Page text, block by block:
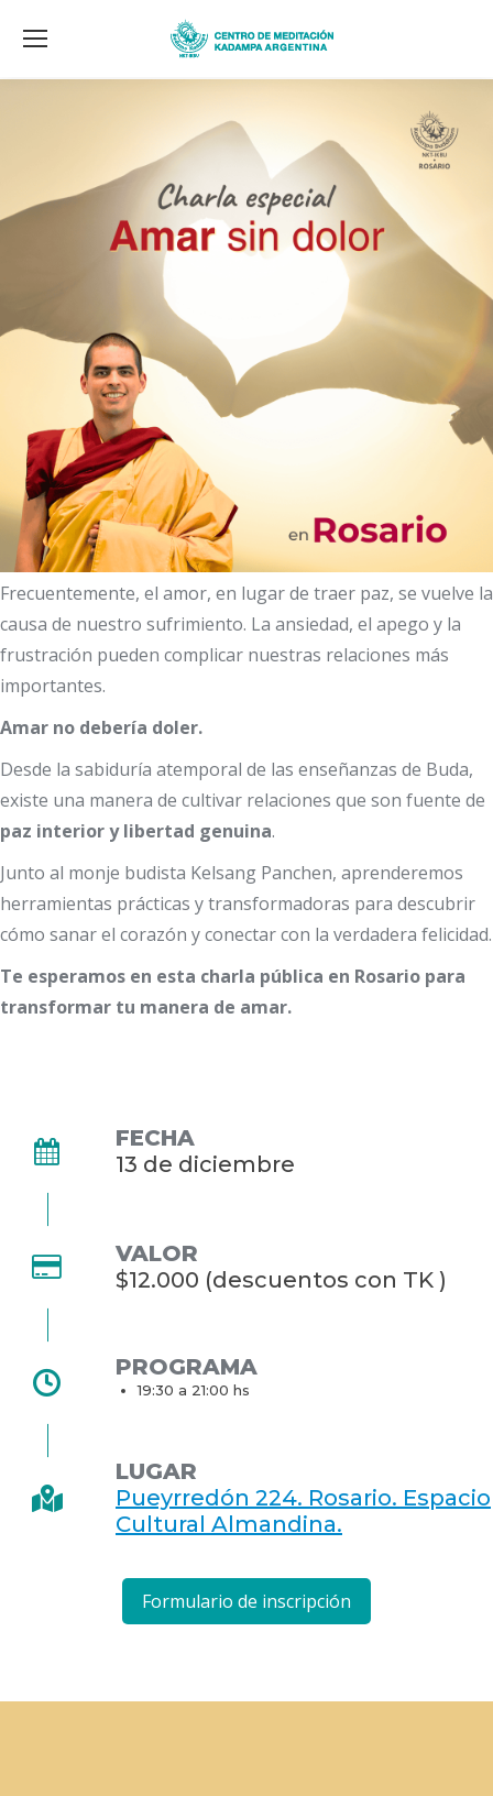
Frecuentemente, el amor, en lugar de traer paz, se vuelve la
causa de nuestro sufrimiento. La ansiedad, el apego y la
frustración pueden complicar nuestras relaciones más
importantes.
Amar no debería doler.
Desde la sabiduría atemporal de las enseñanzas de Buda,
existe una manera de cultivar relaciones que son fuente de
paz interior y libertad genuina.
Junto al monje budista Kelsang Panchen, aprenderemos
herramientas prácticas y transformadoras para descubrir
cómo sanar el corazón y conectar con la verdadera felicidad.
Te esperamos en esta charla pública en Rosario para
transformar tu manera de amar.
FECHA
13 de diciembre
VALOR
$12.000 (descuentos con TK )
PROGRAMA
19:30 a 21:00 hs
LUGAR
Pueyrredón 224. Rosario. Espacio
Cultural Almandina.
Formulario de inscripción